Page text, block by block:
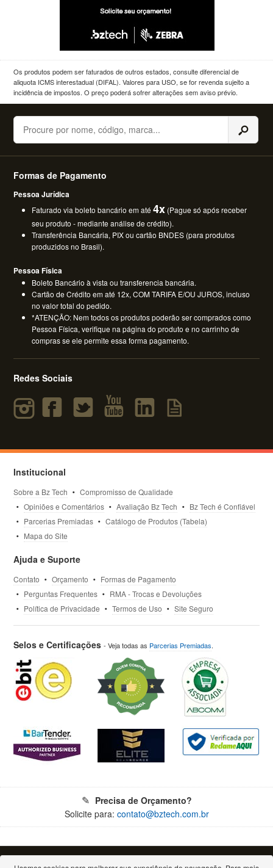
Os produtos podem ser faturados de outros estados, consulte diferencial de
aliquota ICMS interestadual (DIFAL). Valores para USO, se for revenda sujeito a
incidência de impostos. O preço poderá sofrer alterações sem aviso prévio.
Buscar
Formas de Pagamento
Pessoa Jurídica
Faturado via boleto bancário em até4x (Pague só após receber
seu produto - mediante análise de crédito).
Transferência Bancária, PIX ou cartão BNDES (para produtos
produzidos no Brasil).
Pessoa Física
Boleto Bancário à vista ou transferencia bancária.
Cartão de Crédito em até 12x, COM TARIFA E/OU JUROS, incluso
no valor total do pedido.
*ATENÇÃO: Nem todos os produtos poderão ser comprados como
Pessoa Física, verifique na página do produto e no carrinho de
compras se ele permite essa forma pagamento.
Redes Sociais
Institucional
Sobre a Bz Tech
Compromisso de Qualidade
Opiniões e Comentários
Avaliação Bz Tech
Bz Tech é Confiável
Parcerias Premiadas
Catálogo de Produtos (Tabela)
Mapa do Site
Ajuda e Suporte
Contato Orçamento
Formas de Pagamento
Perguntas Frequentes
RMA - Trocas e Devoluções
Política de Privacidade
Termos de Uso Site Seguro
Selos e Certificações- Veja todas as Parcerias Premiadas.
Precisa de Orçamento?
Solicite para: contato@bztech.com.br
© 2026 - Todos os direitos reservados. Proibida a reprodução total ou parcial.